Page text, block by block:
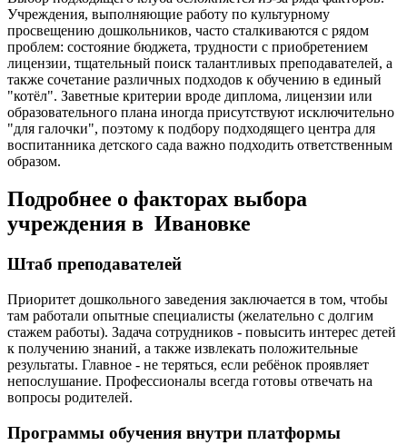
Учреждения, выполняющие работу по культурному
просвещению дошкольников, часто сталкиваются с рядом
проблем: состояние бюджета, трудности с приобретением
лицензии, тщательный поиск талантливых преподавателей, а
также сочетание различных подходов к обучению в единый
"котёл". Заветные критерии вроде диплома, лицензии или
образовательного плана иногда присутствуют исключительно
"для галочки", поэтому к подбору подходящего центра для
воспитанника детского сада важно подходить ответственным
образом.
Подробнее о факторах выбора
учреждения в Ивановке
Штаб преподавателей
Приоритет дошкольного заведения заключается в том, чтобы
там работали опытные специалисты (желательно с долгим
стажем работы). Задача сотрудников - повысить интерес детей
к получению знаний, а также извлекать положительные
результаты. Главное - не теряться, если ребёнок проявляет
непослушание. Профессионалы всегда готовы отвечать на
вопросы родителей.
Программы обучения внутри платформы